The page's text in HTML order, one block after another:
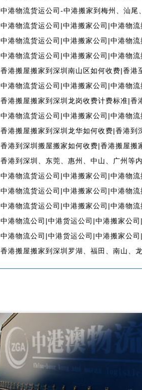
中港物流货运公司-中港搬家到梅州、汕
中港物流货运公司|中港搬家公司|中港物
中港物流货运公司|中港搬家公司|中港物
中港物流货运公司|中港搬家公司|中港物
香港搬屋搬家到深圳南山区如何收费|香港
中港物流货运公司|中港搬家公司|中港物
香港搬屋搬家到深圳龙岗收费计费标准|香
中港物流货运公司|中港搬家公司|中港物
香港搬屋搬家到深圳龙华如何收费|香港到
香港到深圳搬屋搬家如何收费|香港搬屋搬
香港到深圳、东莞、惠州、中山、广州等
中港物流货运公司|中港搬家公司|中港物
中港物流货运公司|中港搬家公司|中港物
中港物流货运公司|中港搬家公司|中港物
中港物流公司|中港货运公司|中港搬家公
中港物流公司|中港货运公司|中港搬家公
香港搬屋搬家到深圳罗湖、福田、南山、